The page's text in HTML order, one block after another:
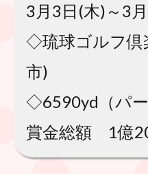
3月3日(木)～3
◇琉球ゴルフ倶
市)
◇6590yd（パー
賞金総額 1億